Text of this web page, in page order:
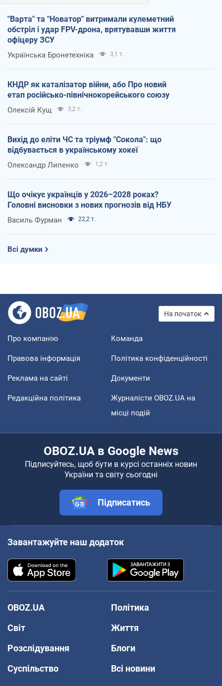
"Варта" та "Новатор" витримали кулеметний
обстріл і удар FPV-дрона, врятувавши життя
офіцеру ЗСУ
Українська Бронетехніка 3,1 т.
КНДР як каталізатор війни, або Про новий
етап російсько-північнокорейського союзу
Олексій Кущ 3,2 т.
Вихід до еліти ЧС та тріумф "Сокола": що
відбувається в українському хокеї
Олександр Липенко 1,2 т.
Що очікує українців у 2026–2028 роках?
Головні висновки з нових прогнозів від НБУ
Василь Фурман 22,2 т.
Всі думки
На початок
Про компанію Команда
Правова інформація Політика конфіденційності
Реклама на сайті Документи
Редакційна політика
Журналісти OBOZ.UA на
місці подій
OBOZ.UA в Google News
Підписуйтесь, щоб бути в курсі останніх новин
України та світу сьогодні
Підписатись
Завантажуйте наш додаток
OBOZ.UA
Політика
Світ
Життя
Розслідування
Блоги
Суспільство
Всі новини